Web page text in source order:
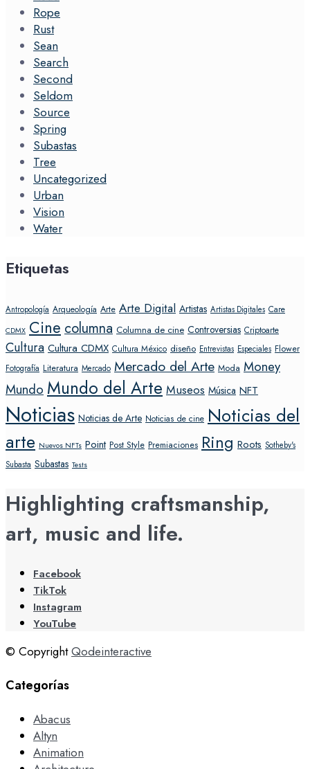
Rope
Rust
Sean
Search
Second
Seldom
Source
Spring
Subastas
Tree
Uncategorized
Urban
Vision
Water
Etiquetas
Antropología Arqueología Arte Arte Digital Artistas Artistas Digitales Care
CDMX Cine columna Columna de cine Controversias Criptoarte
Cultura Cultura CDMX Cultura México diseño Entrevistas Especiales Flower
Fotografía Literatura Mercado Mercado del Arte Moda Money
Mundo Mundo del Arte Museos Música NFT
Noticias Noticias de Arte Noticias de cine Noticias del
arte Nuevos NFTs Point Post Style Premiaciones Ring Roots Sotheby's
Subasta Subastas Tests
Highlighting craftsmanship,
art, music and life.
Facebook
TikTok
Instagram
YouTube
© CopyrightQodeinteractive
Categorías
Abacus
Altyn
Animation